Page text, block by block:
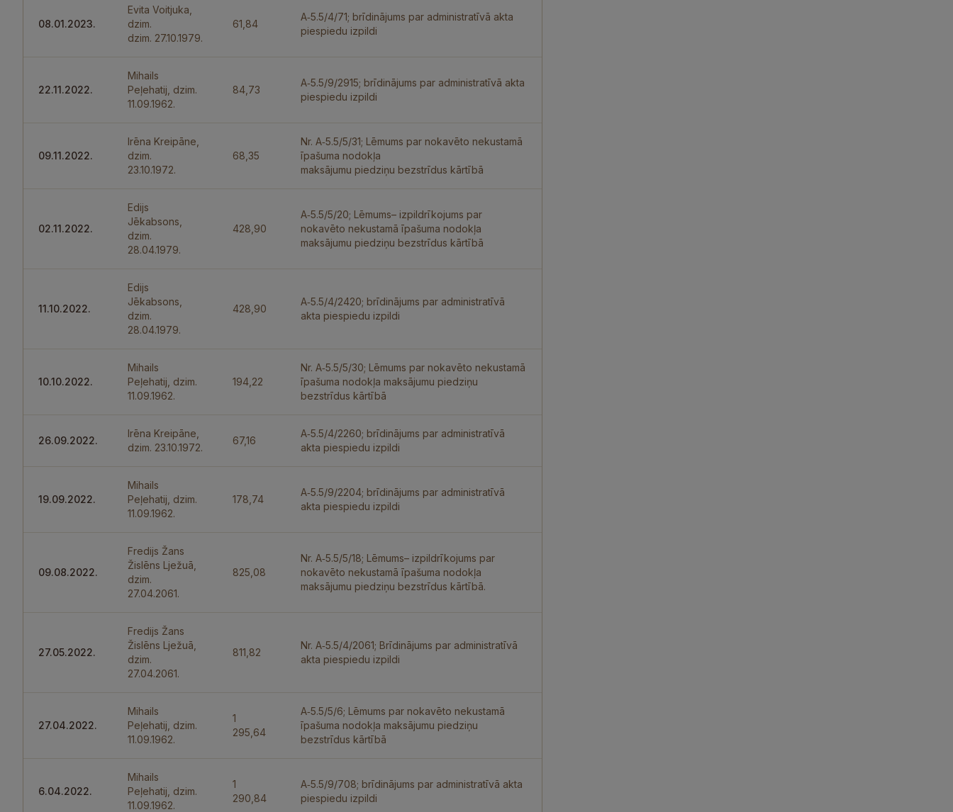
08.01.2023.
Evita Voitjuka,
dzim.
dzim. 27.10.1979.
61,84
A‑5.5/4/71; brīdinājums par administratīvā akta
piespiedu izpildi
22.11.2022.
Mihails
Peļehatij, dzim.
11.09.1962.
84,73
A‑5.5/9/2915; brīdinājums par administratīvā akta
piespiedu izpildi
09.11.2022.
Irēna Kreipāne,
dzim.
23.10.1972.
68,35
Nr. A‑5.5/5/31; Lēmums par nokavēto nekustamā
īpašuma nodokļa
maksājumu piedziņu bezstrīdus kārtībā
02.11.2022.
Edijs
Jēkabsons,
dzim.
28.04.1979.
428,90
A‑5.5/5/20; Lēmums– izpildrīkojums par
nokavēto nekustamā īpašuma nodokļa
maksājumu piedziņu bezstrīdus kārtībā
11.10.2022.
Edijs
Jēkabsons,
dzim.
28.04.1979.
428,90
A‑5.5/4/2420; brīdinājums par administratīvā
akta piespiedu izpildi
10.10.2022.
Mihails
Peļehatij, dzim.
11.09.1962.
194,22
Nr. A‑5.5/5/30; Lēmums par nokavēto nekustamā
īpašuma nodokļa maksājumu piedziņu
bezstrīdus kārtībā
26.09.2022.
Irēna Kreipāne,
dzim. 23.10.1972.
67,16
A‑5.5/4/2260; brīdinājums par administratīvā
akta piespiedu izpildi
19.09.2022.
Mihails
Peļehatij, dzim.
11.09.1962.
178,74
A‑5.5/9/2204; brīdinājums par administratīvā
akta piespiedu izpildi
09.08.2022.
Fredijs Žans
Žislēns Lježuā,
dzim.
27.04.2061.
825,08
Nr. A‑5.5/5/18; Lēmums– izpildrīkojums par
nokavēto nekustamā īpašuma nodokļa
maksājumu piedziņu bezstrīdus kārtībā.
27.05.2022.
Fredijs Žans
Žislēns Lježuā,
dzim.
27.04.2061.
811,82
Nr. A‑5.5/4/2061; Brīdinājums par administratīvā
akta piespiedu izpildi
27.04.2022.
Mihails
Peļehatij, dzim.
11.09.1962.
1
295,64
A‑5.5/5/6; Lēmums par nokavēto nekustamā
īpašuma nodokļa maksājumu piedziņu
bezstrīdus kārtībā
6.04.2022.
Mihails
Peļehatij, dzim.
11.09.1962.
1
290,84
A‑5.5/9/708; brīdinājums par administratīvā akta
piespiedu izpildi